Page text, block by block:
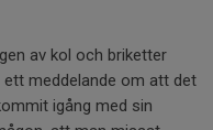
av kol och briketter
ett meddelande om att det
igång med sin